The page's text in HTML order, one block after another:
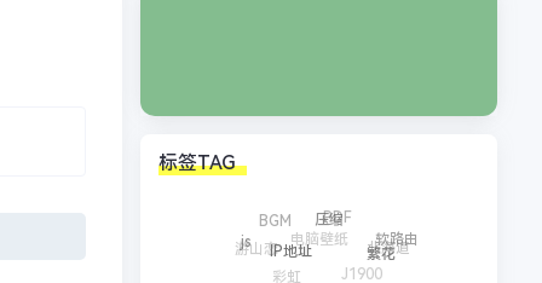
标签TAG
J1900
北海道
软路由
繁花
彩虹
电脑壁纸
PDF
压缩
IP地址
游山恋
BGM
js